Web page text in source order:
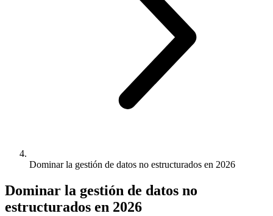
Dominar la gestión de datos no estructurados en 2026
Dominar la gestión de datos no
estructurados en 2026